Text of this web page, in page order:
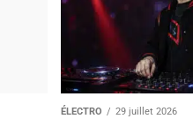
ÉLECTRO 29 juillet 2026